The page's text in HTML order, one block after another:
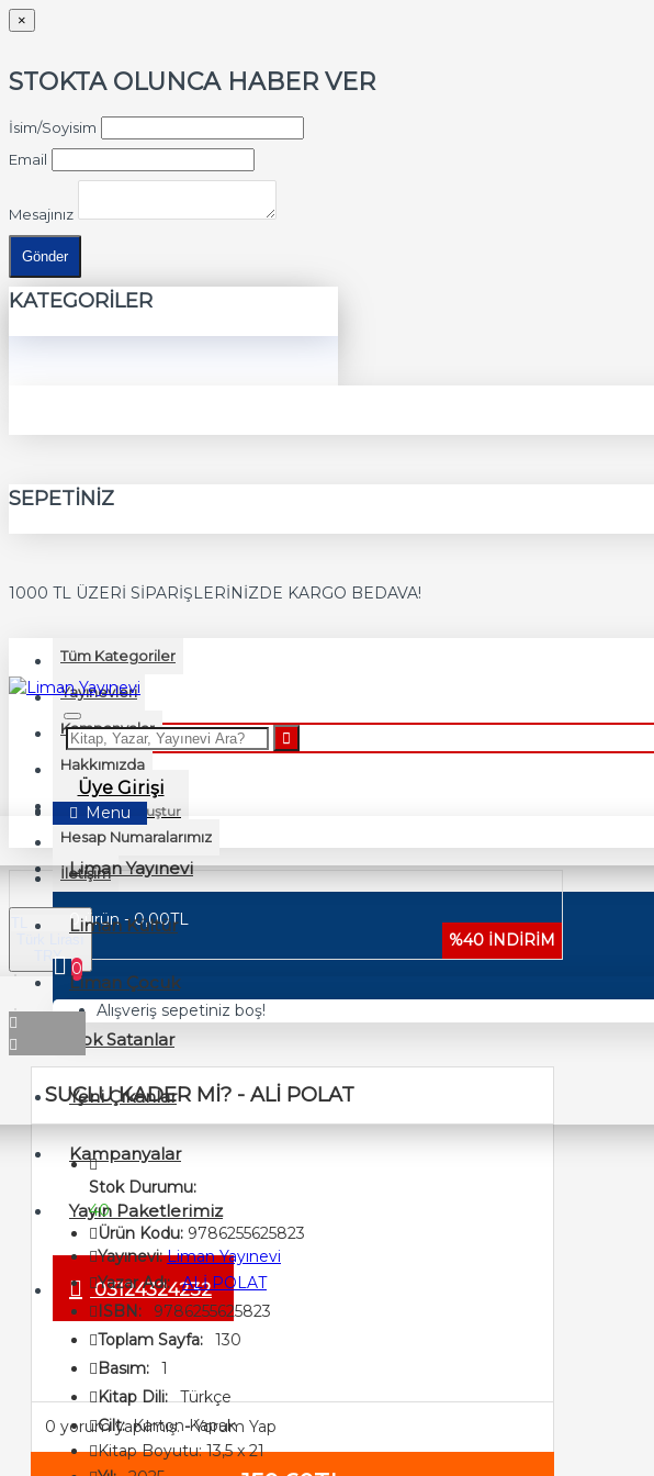
×
STOKTA OLUNCA HABER VER
İsim/Soyisim
Email
Mesajınız
Gönder
KATEGORİLER
SEPETINIZ
1000 TL ÜZERİ SİPARİŞLERİNİZDE KARGO BEDAVA!
Tüm Kategoriler
Yayınevleri
Kampanyalar
Hakkımızda
Teslimat Bilgileri
Hesap Numaralarımız
İletişim
TRY
Üye Girişi
Yeni Üyelik Oluştur
0 ürün - 0,00TL
0
Alışveriş sepetiniz boş!
Menu
Liman Yayınevi
Liman Kültür
Liman Çocuk
Çok Satanlar
Yeni Çıkanlar
Kampanyalar
Yayın Paketlerimiz
03124324232
%40 İNDİRİM
SUÇLU KADER Mİ? - ALİ POLAT
Stok Durumu:
40
Ürün Kodu: 9786255625823
Yayınevi: Liman Yayınevi
Yazar Adı:
ALİ POLAT
ISBN:
9786255625823
Toplam Sayfa:
130
Basım:
1
Kitap Dili: Türkçe
Cilt: Karton Kapak
Kitap Boyutu: 13,5 x 21
0 yorum yapılmış. - Yorum Yap